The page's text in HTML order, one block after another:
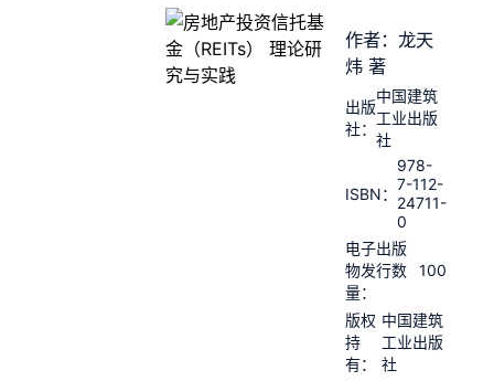
作者：龙天
炜 著
出版
社：
中国建筑
工业出版
社
ISBN：
978-
7-112-
24711-
0
电子出版
物发行数
量：
100
版权
持
有：
中国建筑
工业出版
社